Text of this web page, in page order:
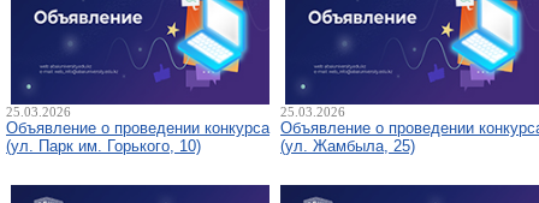
25.03.2026
Объявление о проведении конкурса
(ул. Парк им. Горького, 10)
25.03.2026
Объявление о проведении
(ул. Жамбыла, 25)